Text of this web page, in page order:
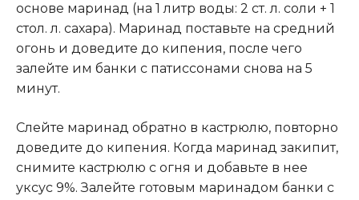
основе маринад (на 1 литр воды: 2 ст. л. соли + 1
стол. л. сахара). Маринад поставьте на средний
огонь и доведите до кипения, после чего
залейте им банки с патиссонами снова на 5
минут.
Слейте маринад обратно в кастрюлю, повторно
доведите до кипения. Когда маринад закипит,
снимите кастрюлю с огня и добавьте в нее
уксус 9%. Залейте готовым маринадом банки с